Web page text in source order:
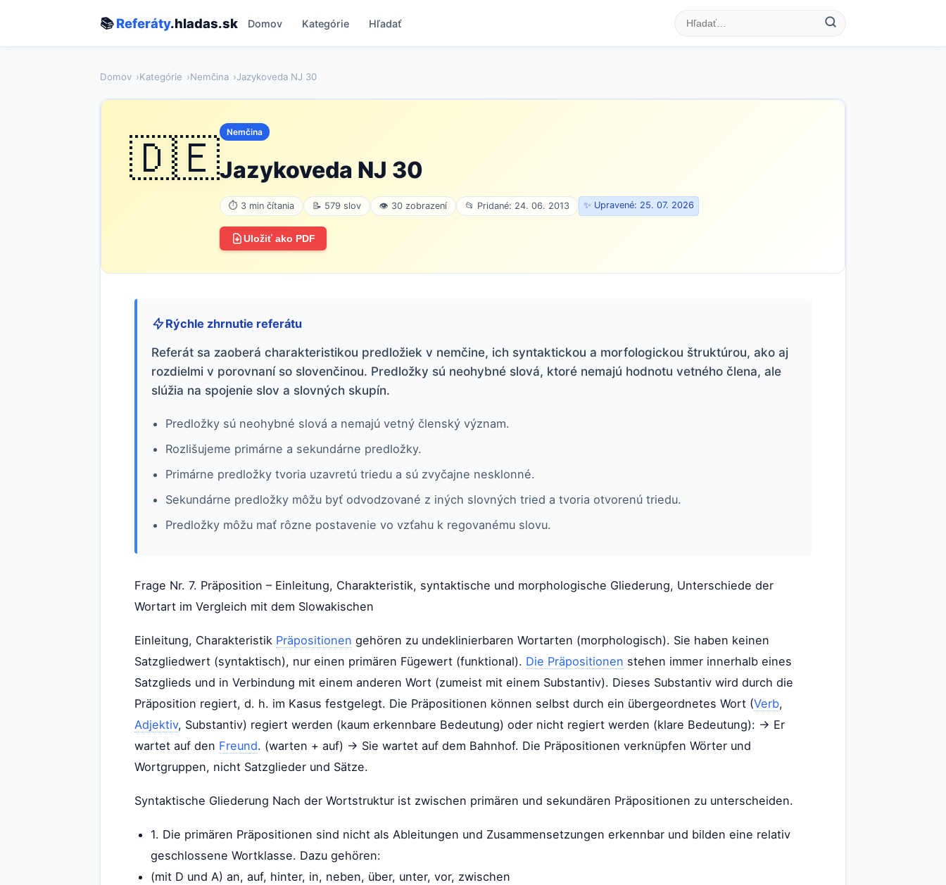
📚Referáty.hladas.sk Domov Kategórie Hľadať
Domov Kategórie Nemčina Jazykoveda NJ 30
🇩🇪 Nemčina
Jazykoveda NJ 30
⏱ 3 min čítania 📝 579 slov 👁 30 zobrazení 📂 Pridané: 24. 06. 2013 ✨ Upravené: 25. 07. 2026
Uložiť ako PDF
Rýchle zhrnutie referátu
Referát sa zaoberá charakteristikou predložiek v nemčine, ich syntaktickou a morfologickou štruktúrou, ako aj
rozdielmi v porovnaní so slovenčinou. Predložky sú neohybné slová, ktoré nemajú hodnotu vetného člena, ale
slúžia na spojenie slov a slovných skupín.
Predložky sú neohybné slová a nemajú vetný členský význam.
Rozlišujeme primárne a sekundárne predložky.
Primárne predložky tvoria uzavretú triedu a sú zvyčajne nesklonné.
Sekundárne predložky môžu byť odvodzované z iných slovných tried a tvoria otvorenú triedu.
Predložky môžu mať rôzne postavenie vo vzťahu k regovanému slovu.
Frage Nr. 7. Präposition – Einleitung, Charakteristik, syntaktische und morphologische Gliederung, Unterschiede der
Wortart im Vergleich mit dem Slowakischen
Einleitung, Charakteristik Präpositionen gehören zu undeklinierbaren Wortarten (morphologisch). Sie haben keinen
Satzgliedwert (syntaktisch), nur einen primären Fügewert (funktional). Die Präpositionen stehen immer innerhalb eines
Satzglieds und in Verbindung mit einem anderen Wort (zumeist mit einem Substantiv). Dieses Substantiv wird durch die
Präposition regiert, d. h. im Kasus festgelegt. Die Präpositionen können selbst durch ein übergeordnetes Wort (Verb,
Adjektiv, Substantiv) regiert werden (kaum erkennbare Bedeutung) oder nicht regiert werden (klare Bedeutung): → Er
wartet auf den Freund. (warten + auf) → Sie wartet auf dem Bahnhof. Die Präpositionen verknüpfen Wörter und
Wortgruppen, nicht Satzglieder und Sätze.
Syntaktische Gliederung Nach der Wortstruktur ist zwischen primären und sekundären Präpositionen zu unterscheiden.
1. Die primären Präpositionen sind nicht als Ableitungen und Zusammensetzungen erkennbar und bilden eine relativ
geschlossene Wortklasse. Dazu gehören:
(mit D und A) an, auf, hinter, in, neben, über, unter, vor, zwischen